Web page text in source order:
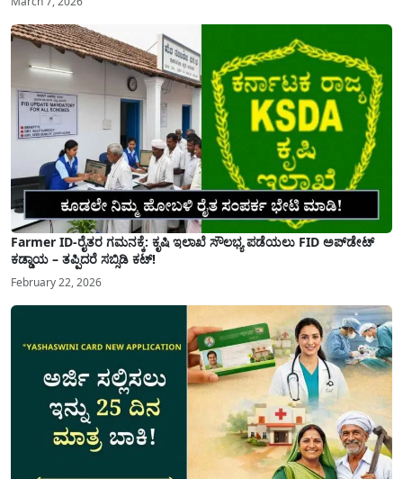
Farmer ID-ರೈತರ ಗಮನಕ್ಕೆ: ಕೃಷಿ ಇಲಾಖೆ ಸೌಲಭ್ಯ ಪಡೆಯಲು FID ಅಪ್‌ಡೇಟ್
ಕಡ್ಡಾಯ – ತಪ್ಪಿದರೆ ಸಬ್ಸಿಡಿ ಕಟ್!
February 22, 2026